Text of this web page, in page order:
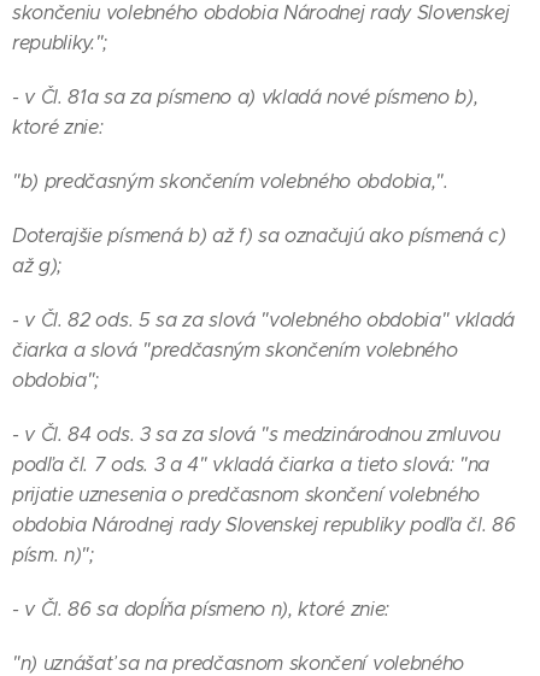
skončeniu volebného obdobia Národnej rady Slovenskej
republiky.";
- v Čl. 81a sa za písmeno a) vkladá nové písmeno b),
ktoré znie:
"b) predčasným skončením volebného obdobia,".
Doterajšie písmená b) až f) sa označujú ako písmená c)
až g);
- v Čl. 82 ods. 5 sa za slová "volebného obdobia" vkladá
čiarka a slová "predčasným skončením volebného
obdobia";
- v Čl. 84 ods. 3 sa za slová "s medzinárodnou zmluvou
podľa čl. 7 ods. 3 a 4" vkladá čiarka a tieto slová: "na
prijatie uznesenia o predčasnom skončení volebného
obdobia Národnej rady Slovenskej republiky podľa čl. 86
písm. n)";
- v Čl. 86 sa dopĺňa písmeno n), ktoré znie:
"n) uznášať sa na predčasnom skončení volebného